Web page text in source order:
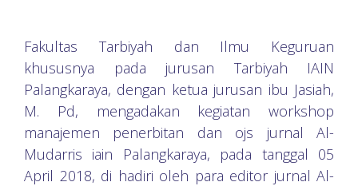
Fakultas Tarbiyah dan Ilmu Keguruan
khususnya pada jurusan Tarbiyah IAIN
Palangkaraya, dengan ketua jurusan ibu Jasiah,
M. Pd, mengadakan kegiatan workshop
manajemen penerbitan dan ojs jurnal Al-
Mudarris iain Palangkaraya, pada tanggal 05
April 2018, di hadiri oleh para editor jurnal Al-